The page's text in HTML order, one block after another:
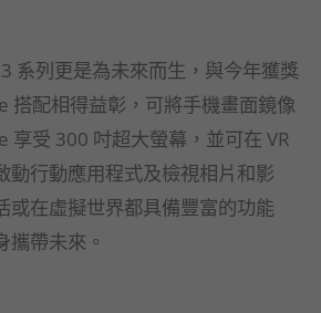
系列更是為未來而生，與今年獲獎
搭配相得益彰，可將手機畫面鏡像
享受 300 吋超大螢幕，並可在 VR
動行動應用程式及檢視相片和影
或在虛擬世界都具備豐富的功能
攜帶未來。